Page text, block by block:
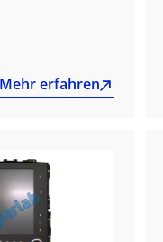
Mehr erfahren